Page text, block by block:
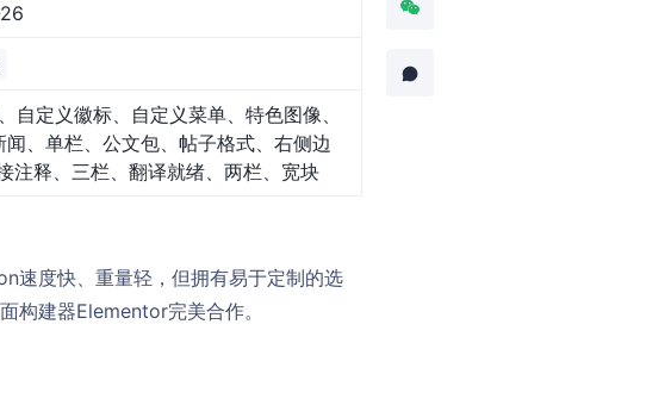
定义徽标、自定义菜单、特色图像、
、单栏、公文包、帖子格式、右侧边
注释、三栏、翻译就绪、两栏、宽块
速度快、重量轻，但拥有易于定制的选
建器Elementor完美合作。